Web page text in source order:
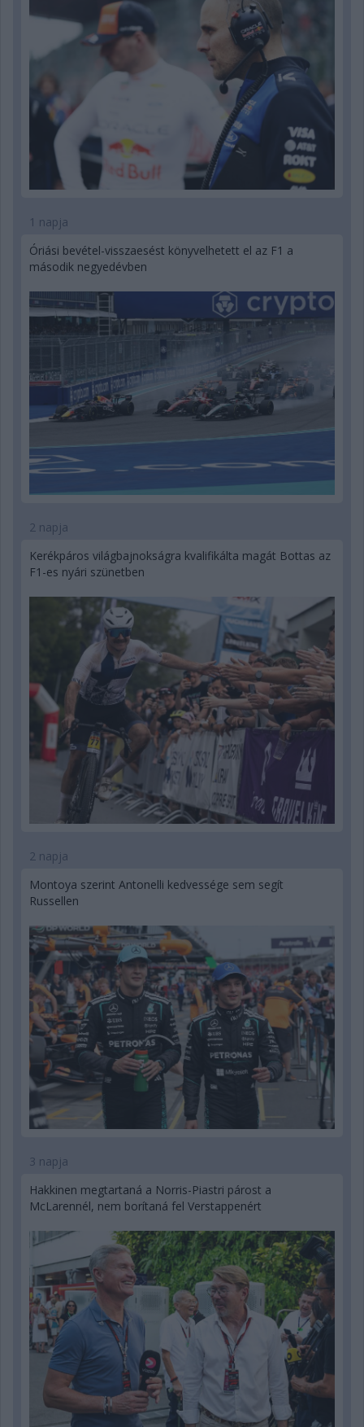
1 napja
Óriási bevétel-visszaesést könyvelhetett el az F1 a
második negyedévben
2 napja
Kerékpáros világbajnokságra kvalifikálta magát Bottas az
F1-es nyári szünetben
2 napja
Montoya szerint Antonelli kedvessége sem segít
Russellen
3 napja
Hakkinen megtartaná a Norris-Piastri párost a
McLarennél, nem borítaná fel Verstappenért